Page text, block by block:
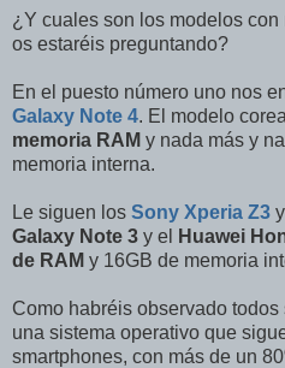
¿Y cuales son los modelos
os estaréis preguntando?
En el puesto número uno nos
Galaxy Note 4. El modelo
memoria RAM y nada más y
memoria interna.
Le siguen los Sony Xperia Z3 y
Galaxy Note 3 y el Huawei
de RAM y 16GB de memoria
Como habréis observado
una sistema operativo que
smartphones, con más de un